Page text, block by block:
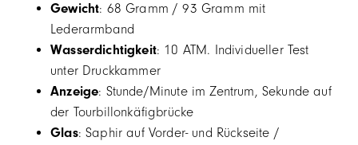
Gewicht: 68 Gramm / 93 Gramm mit
Lederarmband
Wasserdichtigkeit: 10 ATM. Individueller Test
unter Druckkammer
Anzeige: Stunde/Minute im Zentrum, Sekunde auf
der Tourbillonkäfigbrücke
Glas: Saphir auf Vorder- und Rückseite /